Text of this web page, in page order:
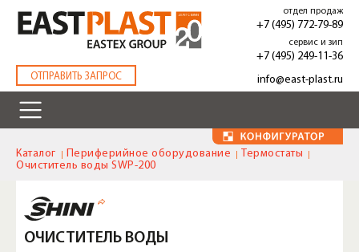
основному
содержанию
ОТПРАВИТЬ ЗАПРОС
отдел продаж
+7 (495) 772-79-89
сервис и зип
+7 (495) 249-11-36
info@east-plast.ru
Каталог Периферийное оборудование
Термостаты
Очиститель воды SWP-200
ОЧИСТИТЕЛЬ ВОДЫ